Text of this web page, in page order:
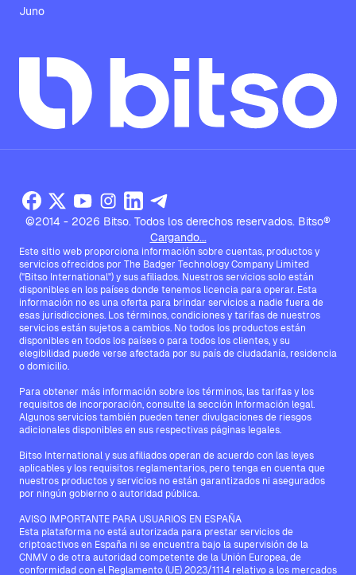
Juno
©2014 - 2026 Bitso. Todos los derechos reservados. Bitso®
Cargando...
Este sitio web proporciona información sobre cuentas, productos y
servicios ofrecidos por The Badger Technology Company Limited
("Bitso International") y sus afiliados. Nuestros servicios solo están
disponibles en los países donde tenemos licencia para operar. Esta
información no es una oferta para brindar servicios a nadie fuera de
esas jurisdicciones. Los términos, condiciones y tarifas de nuestros
servicios están sujetos a cambios. No todos los productos están
disponibles en todos los países o para todos los clientes, y su
elegibilidad puede verse afectada por su país de ciudadanía, residencia
o domicilio.
Para obtener más información sobre los términos, las tarifas y los
requisitos de incorporación, consulte la sección Información legal.
Algunos servicios también pueden tener divulgaciones de riesgos
adicionales disponibles en sus respectivas páginas legales.
Bitso International y sus afiliados operan de acuerdo con las leyes
aplicables y los requisitos reglamentarios, pero tenga en cuenta que
nuestros productos y servicios no están garantizados ni asegurados
por ningún gobierno o autoridad pública.
AVISO IMPORTANTE PARA USUARIOS EN ESPAÑA
Esta plataforma no está autorizada para prestar servicios de
criptoactivos en España ni se encuentra bajo la supervisión de la
CNMV o de otra autoridad competente de la Unión Europea, de
conformidad con el Reglamento (UE) 2023/1114 relativo a los mercados